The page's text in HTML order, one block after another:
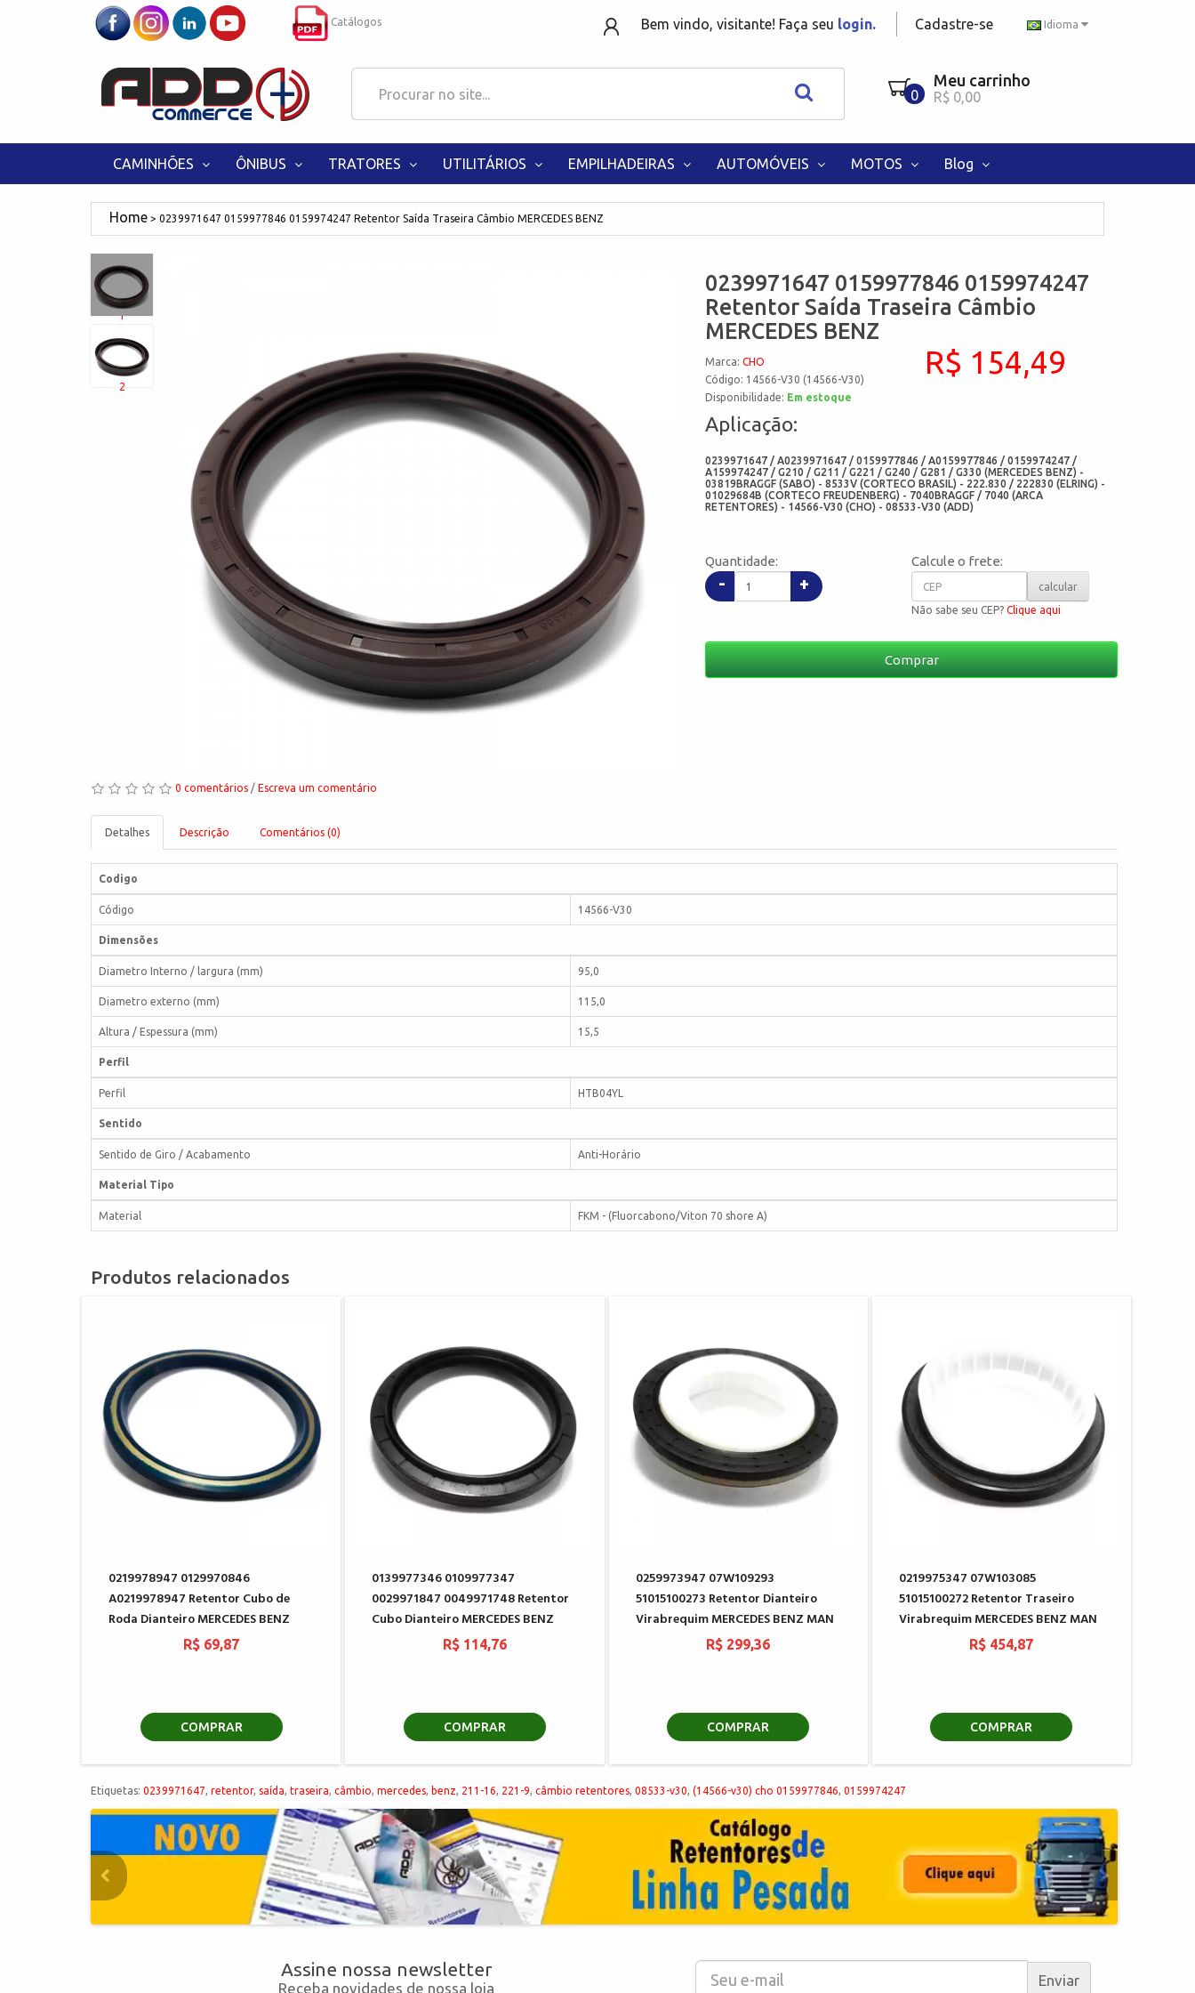
Idioma
Catálogos Bem vindo, visitante! Faça seu login. Cadastre-se
0
Meu carrinho
R$ 0,00
CAMINHÕES ÔNIBUS TRATORES UTILITÁRIOS EMPILHADEIRAS AUTOMÓVEIS MOTOS Blog
0239971647 0159977846 0159974247 Retentor Saída Traseira Câmbio MERCEDES BENZ
1
2
0 comentários / Escreva um comentário
0239971647 0159977846 0159974247
Retentor Saída Traseira Câmbio
MERCEDES BENZ
Marca:CHO
Código: 14566-V30 (14566-V30)
Disponibilidade: Em estoque
R$ 154,49
Aplicação:
0239971647 / A0239971647 / 0159977846 / A0159977846 / 0159974247 /
A159974247 / G210 / G211 / G221 / G240 / G281 / G330 (MERCEDES BENZ) -
03819BRAGGF (SABO) - 8533V (CORTECO BRASIL) - 222.830 / 222830 (ELRING) -
01029684B (CORTECO FREUDENBERG) - 7040BRAGGF / 7040 (ARCA
RETENTORES) - 14566-V30 (CHO) - 08533-V30 (ADD)
Quantidade:
- +
Calcule o frete:
calcular
Não sabe seu CEP?Clique aqui
Comprar
Detalhes Descrição Comentários (0)
Codigo
Código 14566-V30
Dimensões
Diametro Interno / largura (mm) 95,0
Diametro externo (mm) 115,0
Altura / Espessura (mm) 15,5
Perfil
Perfil HTB04YL
Sentido
Sentido de Giro / Acabamento Anti-Horário
Material Tipo
Material FKM - (Fluorcabono/Viton 70 shore A)
Produtos relacionados
0219978947 0129970846
A0219978947 Retentor Cubo de
Roda Dianteiro MERCEDES BENZ
R$ 69,87
COMPRAR
0139977346 0109977347
0029971847 0049971748 Retentor
Cubo Dianteiro MERCEDES BENZ
R$ 114,76
COMPRAR
0259973947 07W109293
51015100273 Retentor Dianteiro
Virabrequim MERCEDES BENZ MAN
R$ 299,36
COMPRAR
0219975347 07W103085
51015100272 Retentor Traseiro
Virabrequim MERCEDES BENZ MAN
R$ 454,87
COMPRAR
Etiquetas: 0239971647 retentor, saída traseira câmbio mercedes benz 211-16 221-9 câmbio retentores 08533-v30 (14566-v30) cho 0159977846 0159974247
Assine nossa newsletter
Receba novidades de nossa loja Enviar